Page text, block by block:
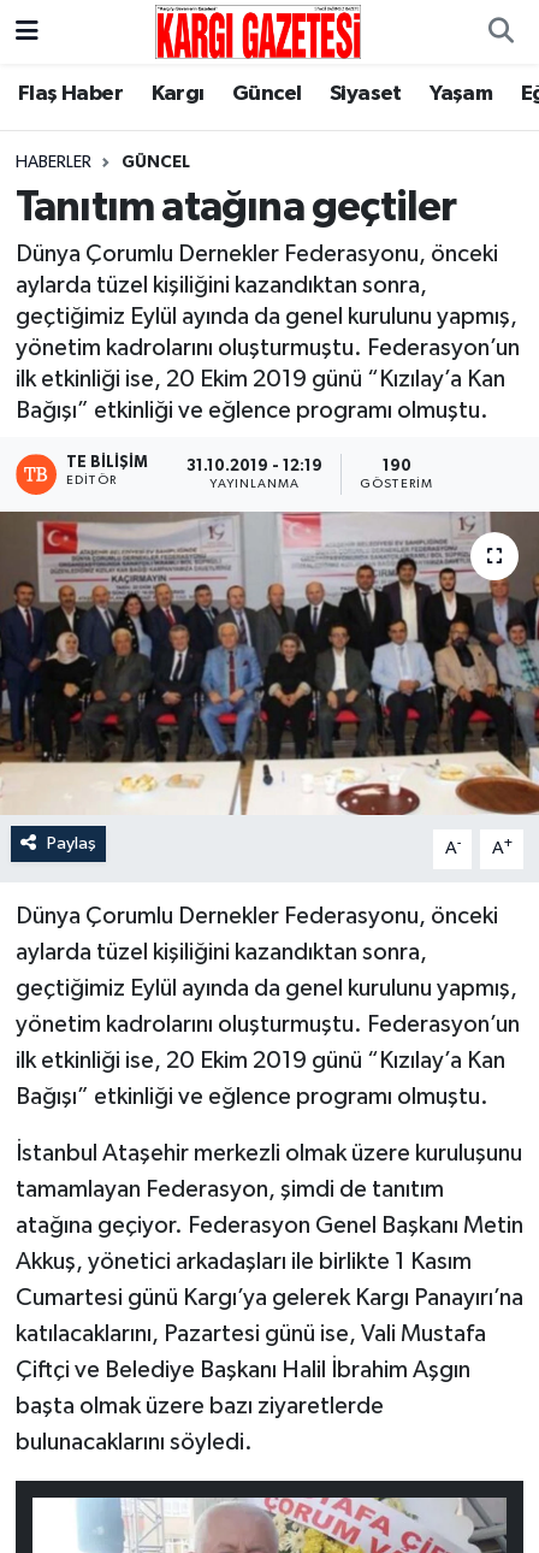
Flaş Haber Kargı Güncel Siyaset Yaşam
HABERLER GÜNCEL
Tanıtım atağına geçtiler
Dünya Çorumlu Dernekler Federasyonu, önceki
aylarda tüzel kişiliğini kazandıktan sonra,
geçtiğimiz Eylül ayında da genel kurulunu yapmış,
yönetim kadrolarını oluşturmuştu. Federasyon’un
ilk etkinliği ise, 20 Ekim 2019 günü “Kızılay’a Kan
Bağışı” etkinliği ve eğlence programı olmuştu.
TE BILIŞIM
EDITÖR
31.10.2019 - 12:19
YAYINLANMA
190
GÖSTERIM
Paylaş A- A+
Dünya Çorumlu Dernekler Federasyonu, önceki
aylarda tüzel kişiliğini kazandıktan sonra,
geçtiğimiz Eylül ayında da genel kurulunu yapmış,
yönetim kadrolarını oluşturmuştu. Federasyon’un
ilk etkinliği ise, 20 Ekim 2019 günü “Kızılay’a Kan
Bağışı” etkinliği ve eğlence programı olmuştu.
İstanbul Ataşehir merkezli olmak üzere kuruluşunu
tamamlayan Federasyon, şimdi de tanıtım
atağına geçiyor. Federasyon Genel Başkanı Metin
Akkuş, yönetici arkadaşları ile birlikte 1 Kasım
Cumartesi günü Kargı’ya gelerek Kargı Panayırı’na
katılacaklarını, Pazartesi günü ise, Vali Mustafa
Çiftçi ve Belediye Başkanı Halil İbrahim Aşgın
başta olmak üzere bazı ziyaretlerde
bulunacaklarını söyledi.
Flaş Haber
Kargı
Güncel
Siyaset
Yaşam
Eğitim
Nöbetçi Eczaneler
Hava Durumu
Çorum Namaz Vakitleri
Trafik Durumu
Süper Lig Puan Durumu ve Fikstür
Tüm Manşetler
Son Dakika Haberleri
Haber Arşivi